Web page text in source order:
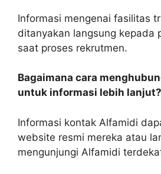
Informasi mengenai fasilitas
ditanyakan langsung kepada
saat proses rekrutmen.
Bagaimana cara
untuk informasi lebih lanjut?
Informasi kontak Alfamidi
website resmi mereka atau
mengunjungi Alfamidi